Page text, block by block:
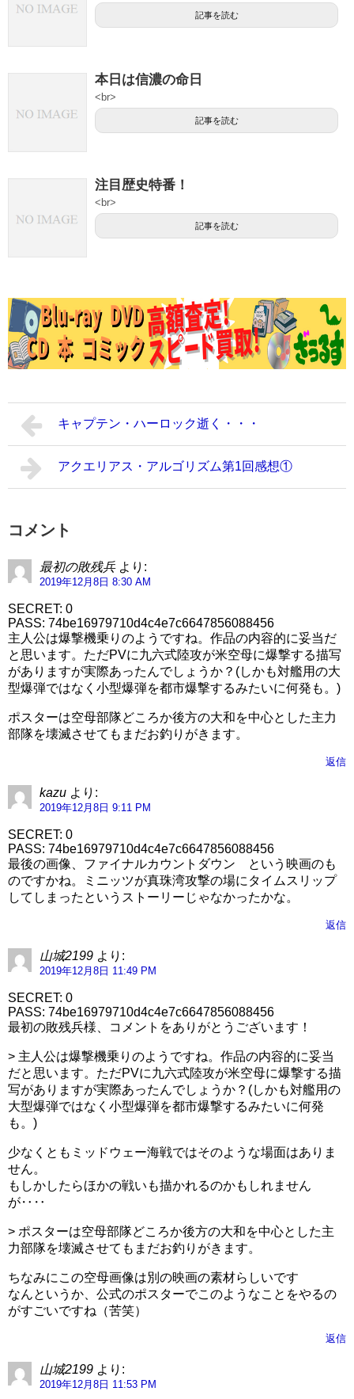
記事を読む
本日は信濃の命日
<br>
記事を読む
注目歴史特番！
<br>
記事を読む
キャプテン・ハーロック逝く・・・
アクエリアス・アルゴリズム第1回感想①
コメント
最初の敗残兵 より:
2019年12月8日 8:30 AM
SECRET: 0
PASS: 74be16979710d4c4e7c6647856088456
主人公は爆撃機乗りのようですね。作品の内容的に妥当だ
と思います。ただPVに九六式陸攻が米空母に爆撃する描写
がありますが実際あったんでしょうか？(しかも対艦用の大
型爆弾ではなく小型爆弾を都市爆撃するみたいに何発も。)
ポスターは空母部隊どころか後方の大和を中心とした主力
部隊を壊滅させてもまだお釣りがきます。
返信
kazu より:
2019年12月8日 9:11 PM
SECRET: 0
PASS: 74be16979710d4c4e7c6647856088456
最後の画像、ファイナルカウントダウン という映画のも
のですかね。ミニッツが真珠湾攻撃の場にタイムスリップ
してしまったというストーリーじゃなかったかな。
返信
山城2199 より:
2019年12月8日 11:49 PM
SECRET: 0
PASS: 74be16979710d4c4e7c6647856088456
最初の敗残兵様、コメントをありがとうございます！
> 主人公は爆撃機乗りのようですね。作品の内容的に妥当
だと思います。ただPVに九六式陸攻が米空母に爆撃する描
写がありますが実際あったんでしょうか？(しかも対艦用の
大型爆弾ではなく小型爆弾を都市爆撃するみたいに何発
も。)
少なくともミッドウェー海戦ではそのような場面はありま
せん。
もしかしたらほかの戦いも描かれるのかもしれません
が‥‥
> ポスターは空母部隊どころか後方の大和を中心とした主
力部隊を壊滅させてもまだお釣りがきます。
ちなみにこの空母画像は別の映画の素材らしいです
なんというか、公式のポスターでこのようなことをやるの
がすごいですね（苦笑）
返信
山城2199 より:
2019年12月8日 11:53 PM